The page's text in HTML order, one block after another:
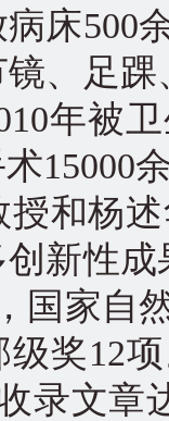
床500
、足
年被
15000
杨述
新性
国家自
奖12
录文章